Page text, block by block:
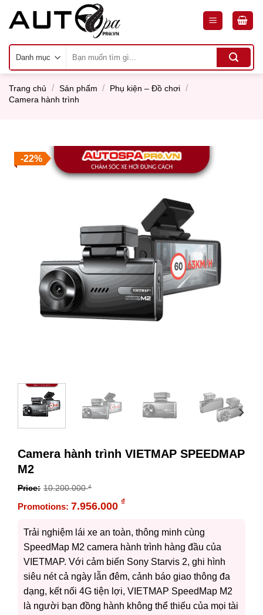
kiếm:
Trang chủ / Sản phẩm / Phụ kiện – Đồ chơi /
Camera hành trình
-22%
Camera hành trình VIETMAP SPEEDMAP
M2
10.200.000₫
Original
was:
10.200.000 ₫.
7.956.000 ₫
price
is:
7.956.000 ₫.
Trải nghiệm lái xe an toàn, thông minh cùng
SpeedMap M2 camera hành trình hàng đầu của
VIETMAP. Với cảm biến Sony Starvis 2, ghi hình
siêu nét cả ngày lẫn đêm, cảnh báo giao thông đa
dạng, kết nối 4G tiện lợi, VIETMAP SpeedMap M2
là người bạn đồng hành không thể thiếu của mọi tài